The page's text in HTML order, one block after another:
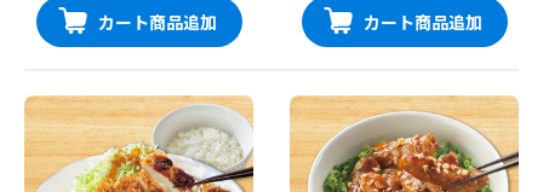
カート商品追加 カート商品追加